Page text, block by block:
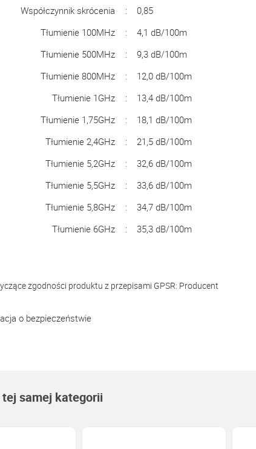
Współczynnik skrócenia
:
0,85
Tłumienie 100MHz
:
4,1 dB/100m
Tłumienie 500MHz
:
9,3 dB/100m
Tłumienie 800MHz
:
12,0 dB/100m
Tłumienie 1GHz
:
13,4 dB/100m
Tłumienie 1,75GHz
:
18,1 dB/100m
Tłumienie 2,4GHz
:
21,5 dB/100m
Tłumienie 5,2GHz
:
32,6 dB/100m
Tłumienie 5,5GHz
:
33,6 dB/100m
Tłumienie 5,8GHz
:
34,7 dB/100m
Tłumienie 6GHz
: 35,3 dB/100m
zgodności produktu z przepisami GPSR: Producent
o bezpieczeństwie
samej kategorii